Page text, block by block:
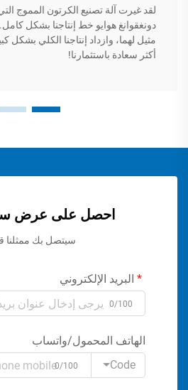
لقد غيرت آلة تصنيع الكرتون المموج
دونغقوانغ هوايو خط إنتاجنا بشكل
مثيل لهما، وازداد إنتاجنا الكلي بشكل
أكثر سعادة باستثمارنا!
احصل على عرض
سيتصل بك ممثلنا
البريد الإلكتروني
0/100
الهاتف المحمول/واتساب
Code
0/100